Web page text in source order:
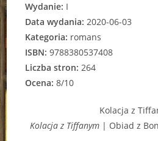
Wydanie: I
Data wydania: 2020-06-03
Kategoria: romans
ISBN: 9788380537408
Liczba stron: 264
Ocena: 8/10
Kolacja z
Kolacja z Tiffanym| Obiad z